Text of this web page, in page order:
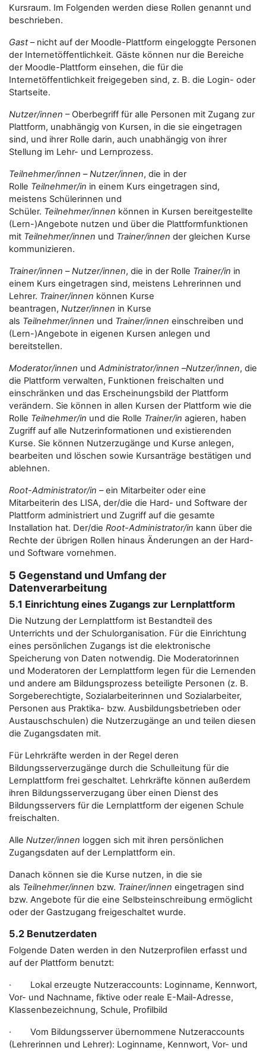
Kursraum. Im Folgenden werden diese Rollen genannt und
beschrieben.
Gast– nicht auf der Moodle-Plattform eingeloggte Personen
der Internetöffentlichkeit. Gäste können nur die Bereiche
der Moodle-Plattform einsehen, die für die
Internetöffentlichkeit freigegeben sind, z. B. die Login- oder
Startseite.
Nutzer/innen – Oberbegriff für alle Personen mit Zugang zur
Plattform, unabhängig von Kursen, in die sie eingetragen
sind, und ihrer Rolle darin, auch unabhängig von ihrer
Stellung im Lehr- und Lernprozess.
Teilnehmer/innen –Nutzer/innen, die in der
Rolle Teilnehmer/in in einem Kurs eingetragen sind,
meistens Schülerinnen und
Schüler. Teilnehmer/innen können in Kursen bereitgestellte
(Lern-)Angebote nutzen und über die Plattformfunktionen
mit Teilnehmer/innen und Trainer/innen der gleichen Kurse
kommunizieren.
Trainer/innen –Nutzer/innen, die in der Rolle Trainer/in in
einem Kurs eingetragen sind, meistens Lehrerinnen und
Lehrer. Trainer/innen können Kurse
beantragen, Nutzer/innen in Kurse
als Teilnehmer/innen und Trainer/innen einschreiben und
(Lern-)Angebote in eigenen Kursen anlegen und
bereitstellen.
Moderator/innen und Administrator/innen –Nutzer/innen, die
die Plattform verwalten, Funktionen freischalten und
einschränken und das Erscheinungsbild der Plattform
verändern. Sie können in allen Kursen der Plattform wie die
Rolle Teilnehmer/in und die Rolle Trainer/in agieren, haben
Zugriff auf alle Nutzerinformationen und existierenden
Kurse. Sie können Nutzerzugänge und Kurse anlegen,
bearbeiten und löschen sowie Kursanträge bestätigen und
ablehnen.
Root-Administrator/in – ein Mitarbeiter oder eine
Mitarbeiterin des LISA, der/die die Hard- und Software der
Plattform administriert und Zugriff auf die gesamte
Installation hat. Der/die Root-Administrator/in kann über die
Rechte der übrigen Rollen hinaus Änderungen an der Hard-
und Software vornehmen.
5 Gegenstand und Umfang der
Datenverarbeitung
5.1 Einrichtung eines Zugangs zur Lernplattform
Die Nutzung der Lernplattform ist Bestandteil des
Unterrichts und der Schulorganisation. Für die Einrichtung
eines persönlichen Zugangs ist die elektronische
Speicherung von Daten notwendig. Die Moderatorinnen
und Moderatoren der Lernplattform legen für die Lernenden
und andere am Bildungsprozess beteiligte Personen (z. B.
Sorgeberechtigte, Sozialarbeiterinnen und Sozialarbeiter,
Personen aus Praktika- bzw. Ausbildungsbetrieben oder
Austauschschulen) die Nutzerzugänge an und teilen diesen
die Zugangsdaten mit.
Für Lehrkräfte werden in der Regel deren
Bildungsserverzugänge durch die Schulleitung für die
Lernplattform frei geschaltet. Lehrkräfte können außerdem
ihren Bildungsserverzugang über einen Dienst des
Bildungsservers für die Lernplattform der eigenen Schule
freischalten.
Alle Nutzer/innen loggen sich mit ihren persönlichen
Zugangsdaten auf der Lernplattform ein.
Danach können sie die Kurse nutzen, in die sie
als Teilnehmer/innen bzw. Trainer/innen eingetragen sind
bzw. Angebote für die eine Selbsteinschreibung ermöglicht
oder der Gastzugang freigeschaltet wurde.
5.2 Benutzerdaten
Folgende Daten werden in den Nutzerprofilen erfasst und
auf der Plattform benutzt:
· Lokal erzeugte Nutzeraccounts: Loginname, Kennwort,
Vor- und Nachname, fiktive oder reale E-Mail-Adresse,
Klassenbezeichnung, Schule, Profilbild
· Vom Bildungsserver übernommene Nutzeraccounts
(Lehrerinnen und Lehrer): Loginname, Kennwort, Vor- und